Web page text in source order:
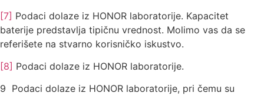
[7] Podaci dolaze iz HONOR laboratorije. Kapacitet
baterije predstavlja tipičnu vrednost. Molimo vas da se
referišete na stvarno korisničko iskustvo.
[8] Podaci dolaze iz HONOR laboratorije.
9 Podaci dolaze iz HONOR laboratorije, pri čemu su